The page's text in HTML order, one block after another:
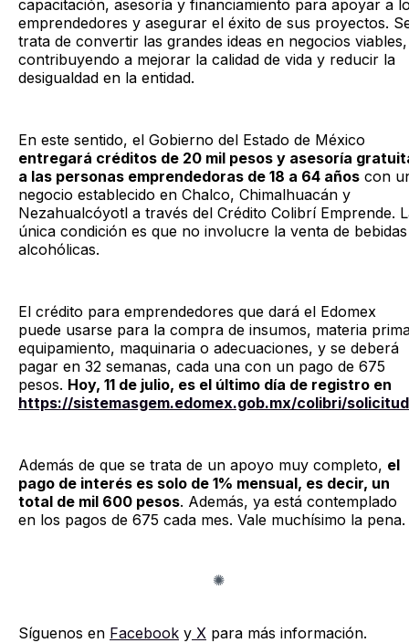
capacitación, asesoría y financiamiento para apoyar a
emprendedores y asegurar el éxito de sus proyectos.
trata de convertir las grandes ideas en negocios viables,
contribuyendo a mejorar la calidad de vida y reducir la
desigualdad en la entidad.
En este sentido, el Gobierno del Estado de México
entregará créditos de 20 mil pesos y asesoría
a las personas emprendedoras de 18 a 64 años con
negocio establecido en Chalco, Chimalhuacán y
Nezahualcóyotl a través del Crédito Colibrí Emprende.
única condición es que no involucre la venta de bebidas
alcohólicas.
El crédito para emprendedores que dará el Edomex
puede usarse para la compra de insumos, materia
equipamiento, maquinaria o adecuaciones, y se deberá
pagar en 32 semanas, cada una con un pago de 675
pesos. Hoy, 11 de julio, es el último día de registro en
https://sistemasgem.edomex.gob.mx/colibri/
Además de que se trata de un apoyo muy completo, el
pago de interés es solo de 1% mensual, es decir, un
total de mil 600 pesos. Además, ya está contemplado
en los pagos de 675 cada mes. Vale muchísimo la pena.
Síguenos en Facebook y X para más información.